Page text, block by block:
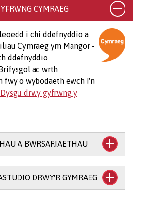
ychwanegol cyffredin sy'n
i fyfyrwyr ar bob cwrs, er
yn mynychu eich
bydd cost am logi gŵn (£25-
docynnau gwestai ychwanegol
CYMRAEG
i chi ddefnyddio a
Cymraeg ym Mangor -
ddefnyddio
ac wrth
fwy o wybodaeth ewch i'n
Dysgu drwy gyfrwng y
A BWRSARIAETHAU
ariannol ar gael i astudio
Gymraeg:DRWY'R GYMRAEG